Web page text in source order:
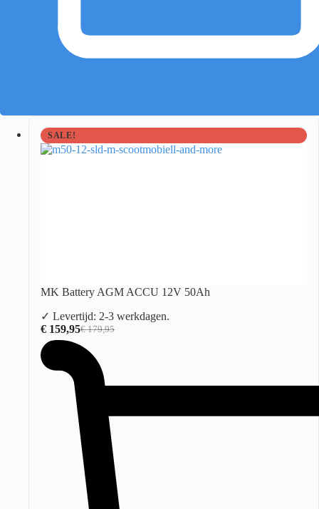
SALE!
MK Battery AGM ACCU 12V 50Ah
✓ Levertijd: 2-3 werkdagen.
€179,95
Oorspronkelijke
prijs
was:
€ 179,95.
€ 159,95Huidige
prijs
€ 159,95.